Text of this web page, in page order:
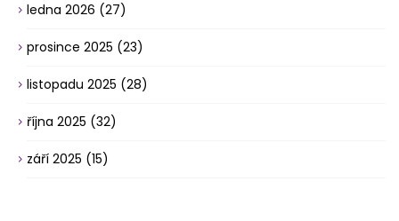
ledna 2026 (27)
prosince 2025 (23)
listopadu 2025 (28)
října 2025 (32)
září 2025 (15)